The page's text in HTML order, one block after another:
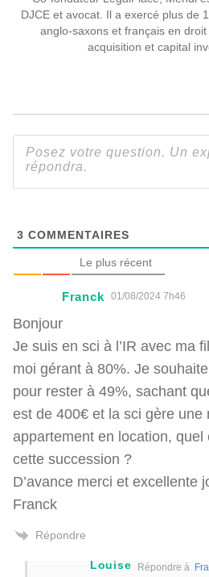
DJCE et avocat. Il a exercé plus de
anglo-saxons et français en
acquisition et capital
3 COMMENTAIRES
Le plus récent
Franck 01/08/2024 7h46
Bonjour
Je suis en sci à l’IR avec ma
moi gérant à 80%. Je
pour rester à 49%, sachant
est de 400€ et la sci gère une
appartement en location,
cette succession ?
D’avance merci et excellente
Franck
Répondre
Louise Répondre à